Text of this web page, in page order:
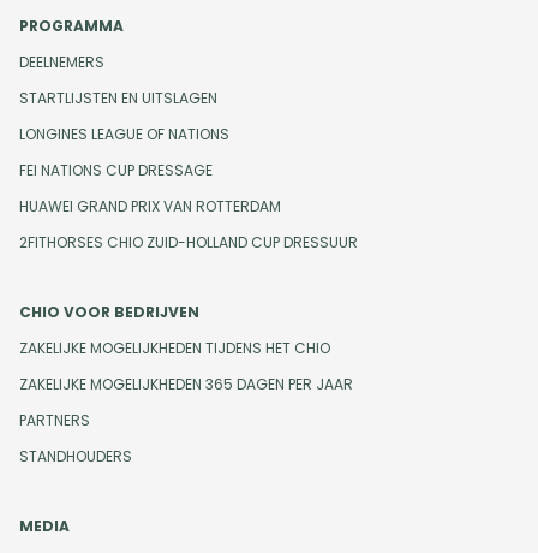
PROGRAMMA
DEELNEMERS
STARTLIJSTEN EN UITSLAGEN
LONGINES LEAGUE OF NATIONS
FEI NATIONS CUP DRESSAGE
HUAWEI GRAND PRIX VAN ROTTERDAM
2FITHORSES CHIO ZUID-HOLLAND CUP DRESSUUR
CHIO VOOR BEDRIJVEN
ZAKELIJKE MOGELIJKHEDEN TIJDENS HET CHIO
ZAKELIJKE MOGELIJKHEDEN 365 DAGEN PER JAAR
PARTNERS
STANDHOUDERS
MEDIA